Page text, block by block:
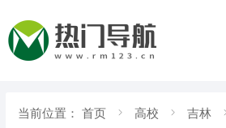
当前位置： 首页 高校 吉林